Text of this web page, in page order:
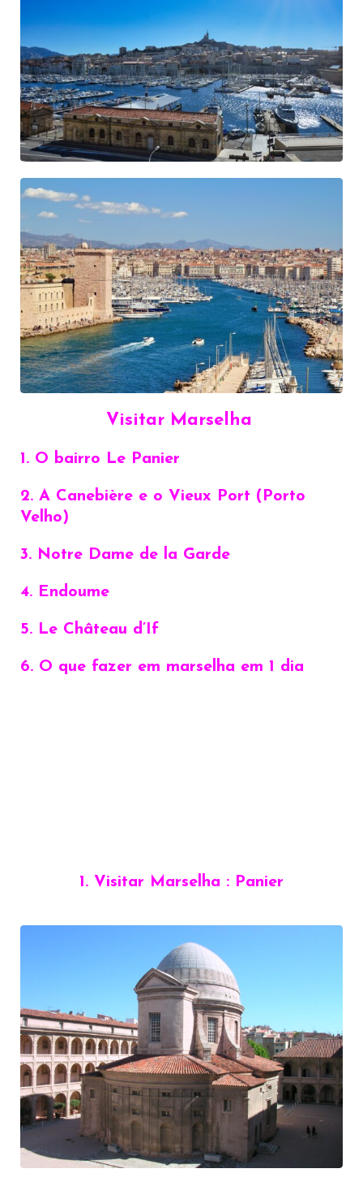
Visitar Marselha
1. O bairro Le Panier
2. A Canebière e o Vieux Port (Porto
Velho)
3. Notre Dame de la Garde
4. Endoume
5. Le Château d’If
6. O que fazer em marselha em 1 dia
1. Visitar Marselha : Panier